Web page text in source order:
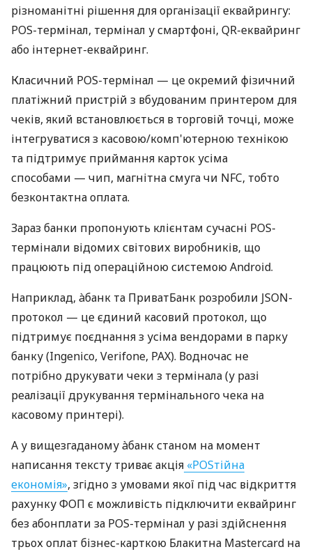
різноманітні рішення для організації еквайрингу:
POS-термінал, термінал у смартфоні, QR-еквайринг
або інтернет-еквайринг.
Класичний POS-термінал — це окремий фізичний
платіжний пристрій з вбудованим принтером для
чеків, який встановлюється в торговій точці, може
інтегруватися з касовою/комп'ютерною технікою
та підтримує приймання карток усіма
способами — чип, магнітна смуга чи NFC, тобто
безконтактна оплата.
Зараз банки пропонують клієнтам сучасні POS-
термінали відомих світових виробників, що
працюють під операційною системою Android.
Наприклад, àбанк та ПриватБанк розробили JSON-
протокол — це єдиний касовий протокол, що
підтримує поєднання з усіма вендорами в парку
банку (Ingenico, Verifone, PAX). Водночас не
потрібно друкувати чеки з термінала (у разі
реалізації друкування термінального чека на
касовому принтері).
А у вищезгаданому àбанк станом на момент
написання тексту триває акція «POSтійна
економія», згідно з умовами якої під час відкриття
рахунку ФОП є можливість підключити еквайринг
без абонплати за POS-термінал у разі здійснення
трьох оплат бізнес-карткою Блакитна Mastercard на